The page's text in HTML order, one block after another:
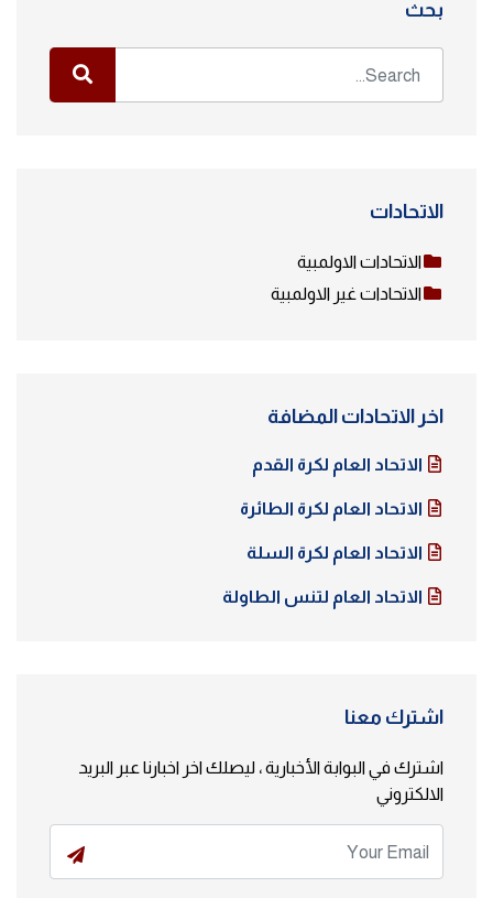
بحث
الاتحادات
الاتحادات الاولمبية
الاتحادات غير الاولمبية
اخر الاتحادات المضافة
الاتحاد العام لكرة القدم
الاتحاد العام لكرة الطائرة
الاتحاد العام لكرة السلة
الاتحاد العام لتنس الطاولة
اشترك معنا
اشترك في البوابة الأخبارية ، ليصلك اخر اخبارنا عبر البريد
الالكتروني